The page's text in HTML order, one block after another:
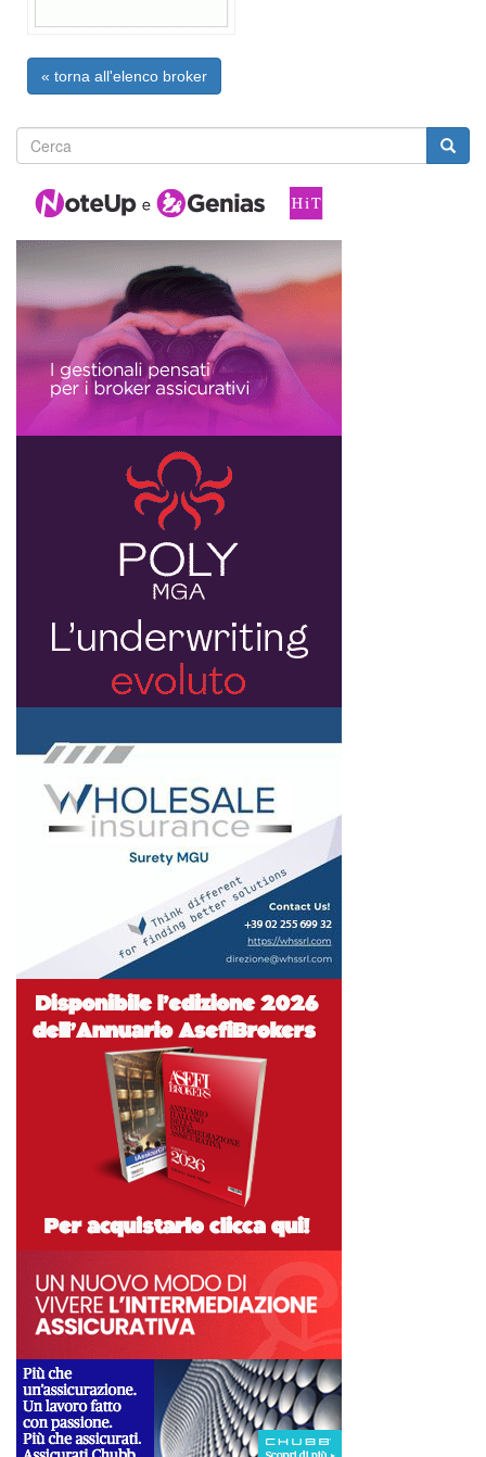
« torna all'elenco broker
Form
di
ricerca